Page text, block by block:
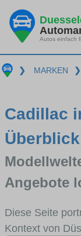
Autos einfach
❯ MARKEN ❯
Cadillac
Überblick
Angebote
Diese Seite
Kontext von